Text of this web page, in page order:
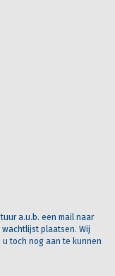
a.u.b. een mail naar
plaatsen. Wij
u toch nog aan te kunnen